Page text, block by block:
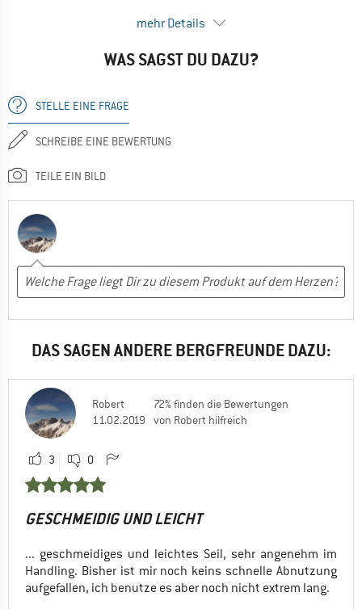
mehr Details
WAS SAGST DU DAZU?
STELLE EINE FRAGE
SCHREIBE EINE BEWERTUNG
TEILE EIN BILD
DAS SAGEN ANDERE BERGFREUNDE DAZU:
Robert
11.02.2019
72% finden die Bewertungen
von Robert hilfreich
3 0
GESCHMEIDIG UND LEICHT
... geschmeidiges und leichtes Seil, sehr angenehm im
Handling. Bisher ist mir noch keins schnelle Abnutzung
aufgefallen, ich benutze es aber noch nicht extrem lang.